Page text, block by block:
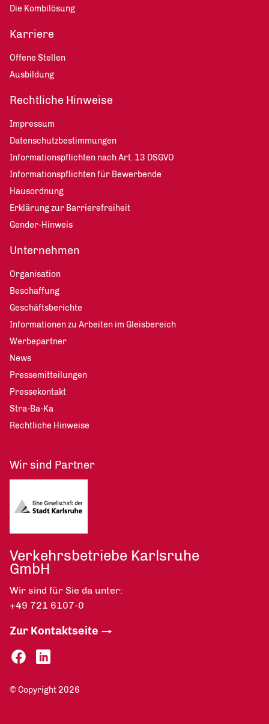
Die Kombilösung
Karriere
Offene Stellen
Ausbildung
Rechtliche Hinweise
Impressum
Datenschutzbestimmungen
Informationspflichten nach Art. 13 DSGVO
Informationspflichten für Bewerbende
Hausordnung
Erklärung zur Barrierefreiheit
Gender-Hinweis
Unternehmen
Organisation
Beschaffung
Geschäftsberichte
Informationen zu Arbeiten im Gleisbereich
Werbepartner
News
Pressemitteilungen
Pressekontakt
Stra-Ba-Ka
Rechtliche Hinweise
Wir sind Partner
Verkehrsbetriebe Karlsruhe
GmbH
Wir sind für Sie da unter:
+49 721 6107-0
Zur Kontaktseite
© Copyright 2026